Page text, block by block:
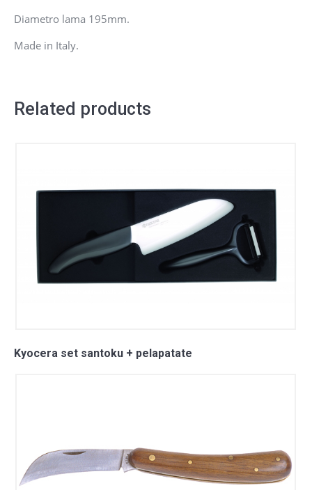
Diametro lama 195mm.
Made in Italy.
Related products
Kyocera set santoku + pelapatate